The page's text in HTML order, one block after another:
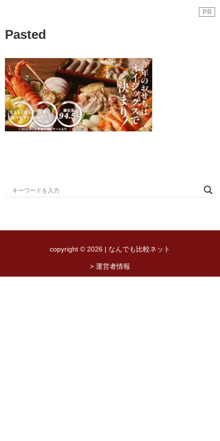
PR
Pasted
copyright © 2026 | なんでも比較ネット
> 運営者情報